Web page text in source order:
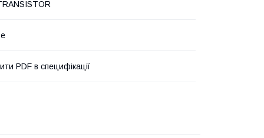
PDF в специфікації